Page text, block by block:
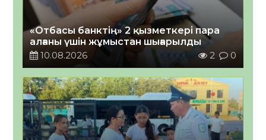
«Отбасы банктің» 2 қызметкері пара
алғаны үшін жұмыстан шығарылды
10.08.2026
2 0